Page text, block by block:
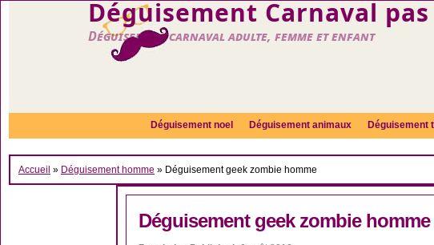
Déguisement Carnaval
Déguisement carnaval adulte, femme et enfant
Déguisement noel Déguisement animaux Déguisement
Accueil » Déguisement homme » Déguisement geek zombie homme
Déguisement geek zombie homme